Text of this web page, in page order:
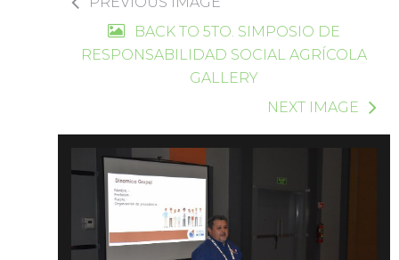
BACK TO 5TO. SIMPOSIO DE
RESPONSABILIDAD SOCIAL AGRÍCOLA
GALLERY
NEXT IMAGE